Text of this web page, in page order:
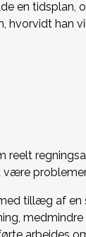
en tidsplan,
han
reelt
tillæg af